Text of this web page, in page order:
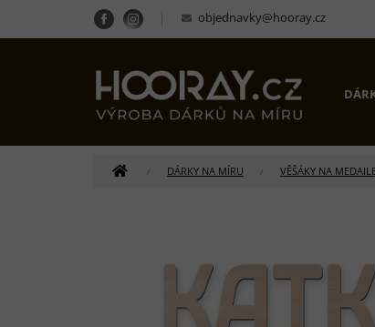
obsah
objednavky@hooray.cz
DOMŮ DÁRKY NA MÍRU VĚŠÁKY NA